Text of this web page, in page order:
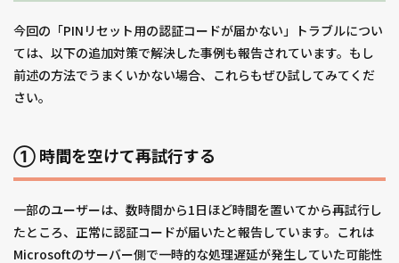
今回の「PINリセット用の認証コードが届かない」トラブルについ
ては、以下の追加対策で解決した事例も報告されています。もし
前述の方法でうまくいかない場合、これらもぜひ試してみてくだ
さい。
① 時間を空けて再試行する
一部のユーザーは、数時間から1日ほど時間を置いてから再試行し
たところ、正常に認証コードが届いたと報告しています。これは
Microsoftのサーバー側で一時的な処理遅延が発生していた可能性